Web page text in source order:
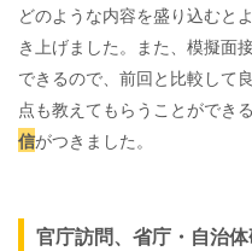
どのような内容を盛り込むと
き上げました。また、模擬面
できるので、前回と比較して
点も教えてもらうことができる
信がつきました。
官庁訪問、省庁・自治